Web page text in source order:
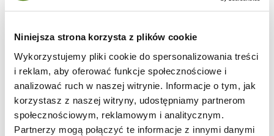
Niniejsza strona korzysta z plików cookie
Wykorzystujemy pliki cookie do spersonalizowania treści
i reklam, aby oferować funkcje społecznościowe i
analizować ruch w naszej witrynie. Informacje o tym, jak
korzystasz z naszej witryny, udostępniamy partnerom
społecznościowym, reklamowym i analitycznym.
Partnerzy mogą połączyć te informacje z innymi danymi
pieprz
Dodatkowo:
ryż